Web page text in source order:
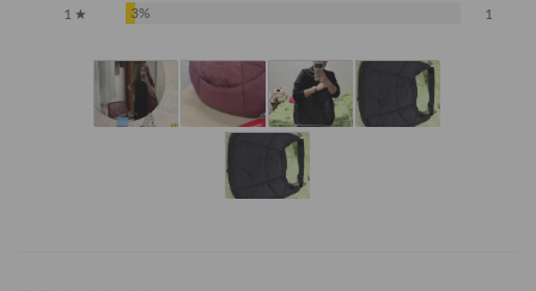
1 ★
3% 1